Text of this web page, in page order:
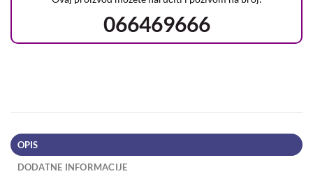
066469666
OPIS
DODATNE INFORMACIJE